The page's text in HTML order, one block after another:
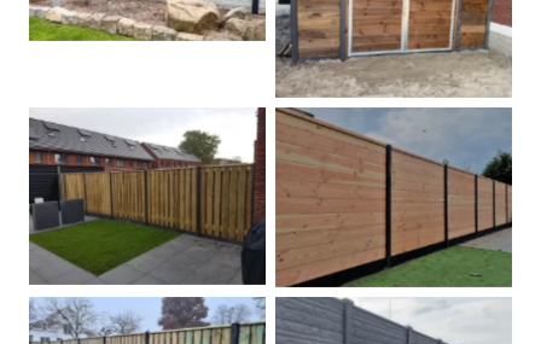
Dubbele poort
Betonpalen schutting Douglas